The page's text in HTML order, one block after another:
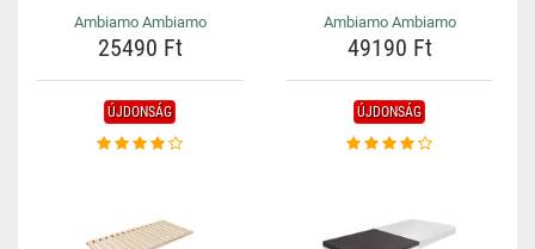
Ambiamo Ambiamo
25490 Ft
Ambiamo Ambiamo
49190 Ft
ÚJDONSÁG ÚJDONSÁG